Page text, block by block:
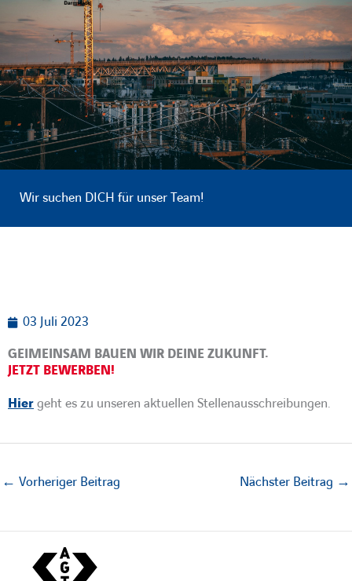
Wir suchen DICH für unser Team!
03 Juli 2023
GEIMEINSAM BAUEN WIR DEINE ZUKUNFT.
JETZT BEWERBEN!
Hiergeht es zu unseren aktuellen Stellenausschreibungen.
← Vorheriger Beitrag Nächster Beitrag →